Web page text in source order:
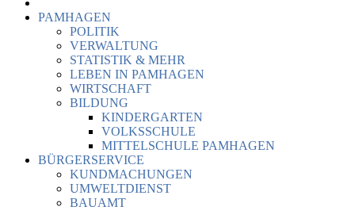
PAMHAGEN
POLITIK
VERWALTUNG
STATISTIK & MEHR
LEBEN IN PAMHAGEN
WIRTSCHAFT
BILDUNG
KINDERGARTEN
VOLKSSCHULE
MITTELSCHULE PAMHAGEN
BÜRGERSERVICE
KUNDMACHUNGEN
UMWELTDIENST
BAUAMT